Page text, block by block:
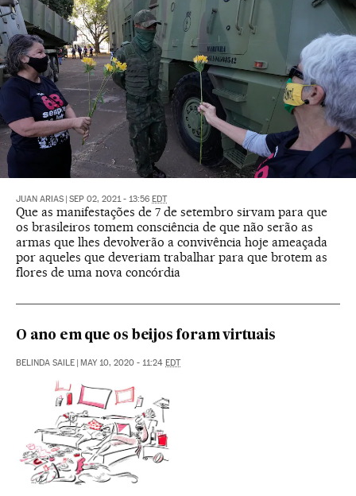
JUAN ARIAS SEP 02, 2021 - 13:56 EDT
Que as manifestações de 7 de setembro sirvam para que
os brasileiros tomem consciência de que não serão as
armas que lhes devolverão a convivência hoje ameaçada
por aqueles que deveriam trabalhar para que brotem as
flores de uma nova concórdia
O ano em que os beijos foram virtuais
BELINDA SAILE MAY 10, 2020 - 11:24 EDT